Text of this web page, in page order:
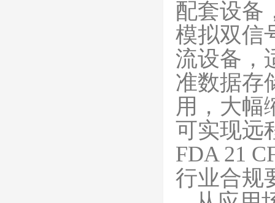
配套设备
模拟双信
流设备，
准数据存
用，大幅
可实现远
FDA 21
行业合规